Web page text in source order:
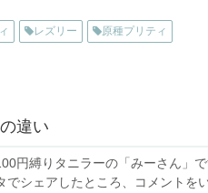
レズリー 原種プリティ
違い
円縛りタニラーの「みーさん」
でシェアしたところ、コメントを